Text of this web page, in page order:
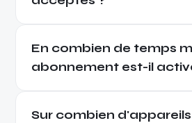
En combien de temps
abonnement est-il
Sur combien